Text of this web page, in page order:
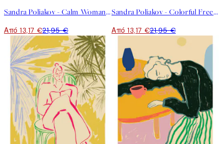
Sandra Poliakov - Calm Woman Portrait Poster
Από 13,17 €21,95 €
Sandra Poliakov - Colorful Freedom Poster
Από 13,17 €21,95 €